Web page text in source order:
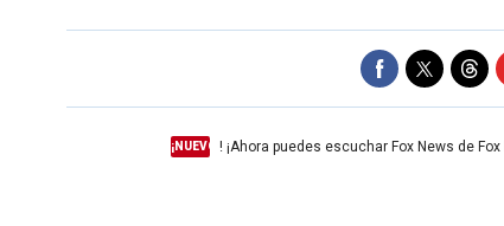
¡NUEVO ! ¡Ahora puedes escuchar Fox News de Fox